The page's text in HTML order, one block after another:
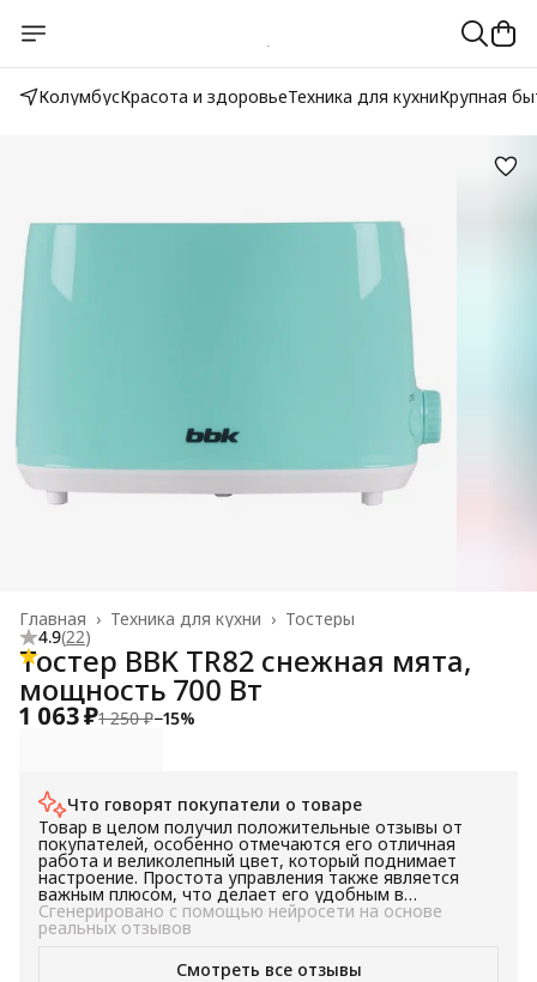
КолумбусКрасота и здоровьеТехника для кухниКрупная
Тостеры
Техника для кухни ›
Главная ›
4.9(22)
Тостер BBK TR82 снежная мята,
мощность 700 Вт
1 063 ₽1 250 ₽−15%
Что говорят покупатели о товаре
Товар в целом получил положительные отзывы от
покупателей, особенно отмечаются его отличная
работа и великолепный цвет, который поднимает
настроение. Простота управления также является
важным плюсом, что делает его удобным в
использовании. В целом, товар подойдет для тех, кто
ищет надежный и простой в использовании товар с
уникальным дизайном.
Сгенерировано с помощью нейросети на основе
реальных отзывов
Смотреть все отзывы